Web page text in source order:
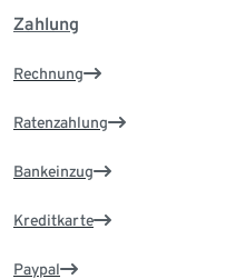
Zahlung
Rechnung
Ratenzahlung
Bankeinzug
Kreditkarte
Paypal